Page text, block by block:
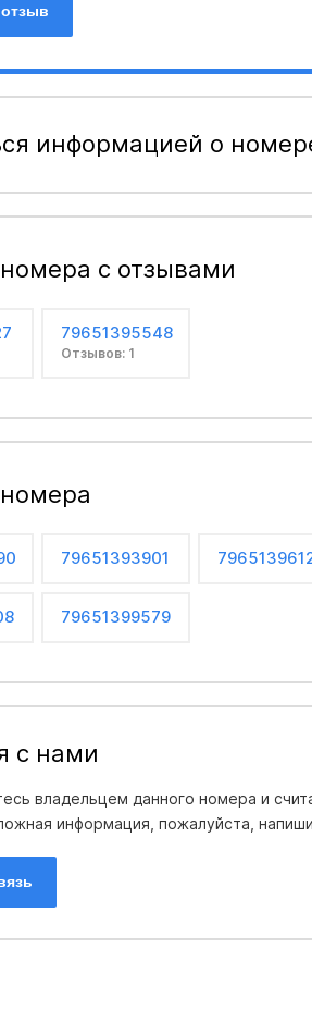
информацией о
с отзывами
79651395548
Отзывов: 1
79651393901
79651399579
с нами
владельцем данного номера и
информация, пожалуйста,